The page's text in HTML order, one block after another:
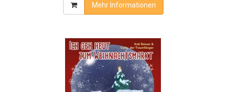
Mehr Informationen